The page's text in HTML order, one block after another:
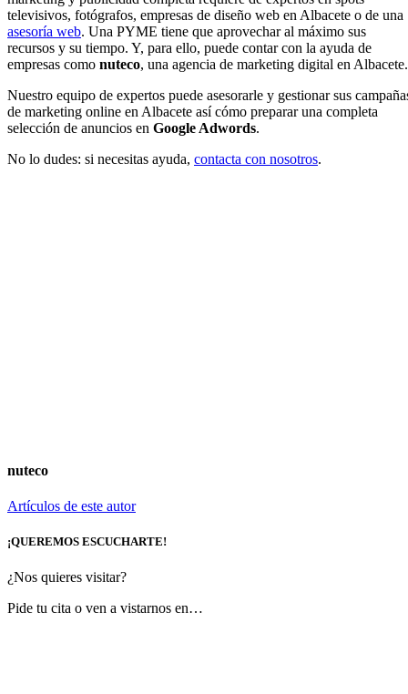
televisivos, fotógrafos, empresas de diseño web en Albacete o de una
asesoría web. Una PYME tiene que aprovechar al máximo sus
recursos y su tiempo. Y, para ello, puede contar con la ayuda de
empresas como nuteco, una agencia de marketing digital en Albacete.
Nuestro equipo de expertos puede asesorarle y gestionar sus
de marketing online en Albacete así cómo preparar una completa
selección de anuncios en Google Adwords.
No lo dudes: si necesitas ayuda, contacta con nosotros.
nuteco
Artículos de este autor
¡QUEREMOS ESCUCHARTE!
¿Nos quieres visitar?
Pide tu cita o ven a vistarnos en…